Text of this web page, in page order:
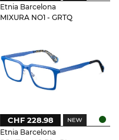
Etnia Barcelona
MIXURA NO1 - GRTQ
Etnia Barcelona
CHF 228.98